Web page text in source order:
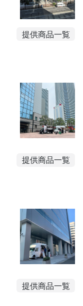
提供商品一覧
提供商品一覧
提供商品一覧